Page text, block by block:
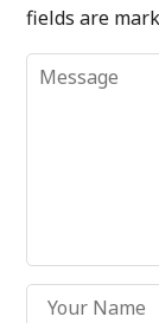
fields are